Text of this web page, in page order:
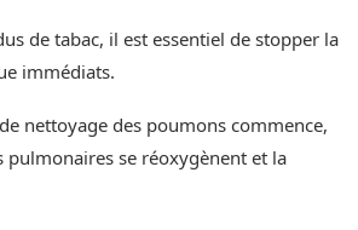
de tabac, il est essentiel de stopper la
immédiats.
nettoyage des poumons commence,
se réoxygènent et la